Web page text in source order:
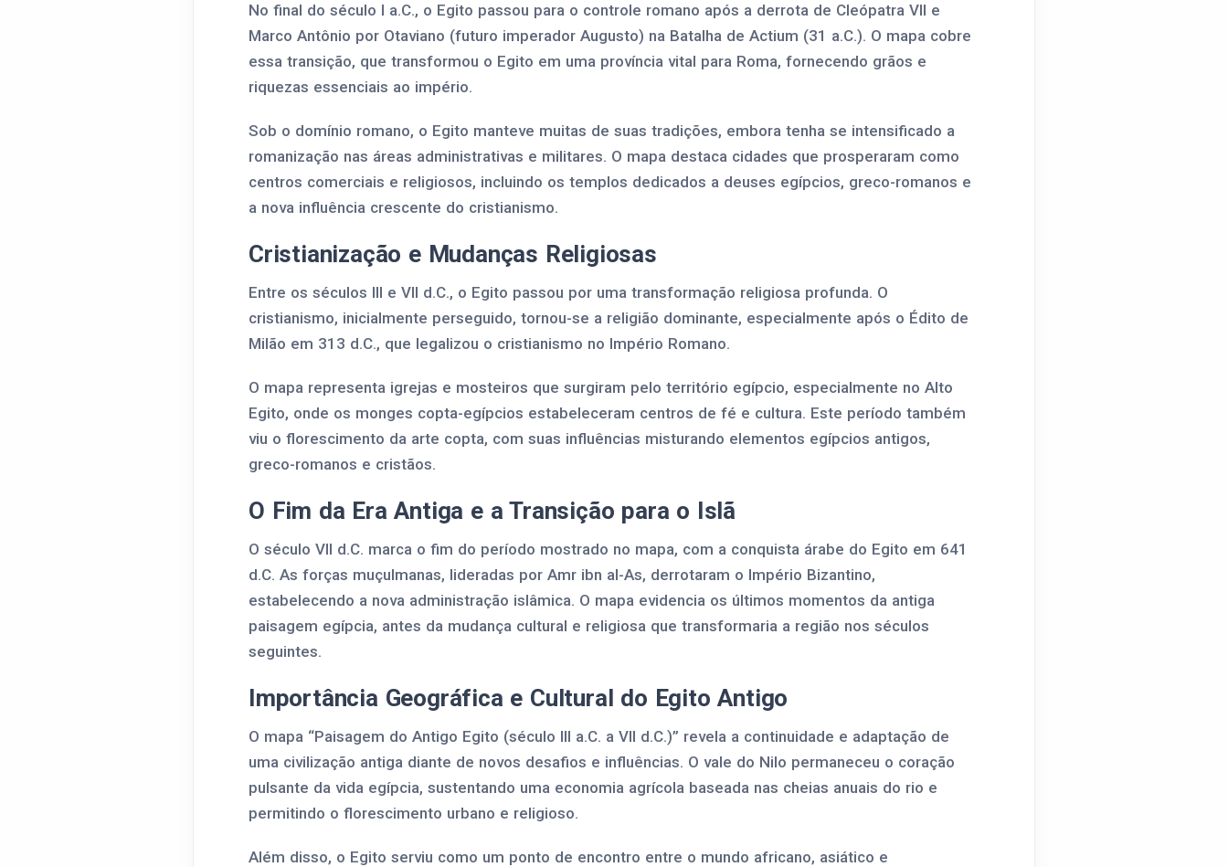
No final do século I a.C., o Egito passou para o controle romano após a derrota de Cleópatra VII e
Marco Antônio por Otaviano (futuro imperador Augusto) na Batalha de Actium (31 a.C.). O mapa cobre
essa transição, que transformou o Egito em uma província vital para Roma, fornecendo grãos e
riquezas essenciais ao império.
Sob o domínio romano, o Egito manteve muitas de suas tradições, embora tenha se intensificado a
romanização nas áreas administrativas e militares. O mapa destaca cidades que prosperaram como
centros comerciais e religiosos, incluindo os templos dedicados a deuses egípcios, greco-romanos e
a nova influência crescente do cristianismo.
Cristianização e Mudanças Religiosas
Entre os séculos III e VII d.C., o Egito passou por uma transformação religiosa profunda. O
cristianismo, inicialmente perseguido, tornou-se a religião dominante, especialmente após o Édito de
Milão em 313 d.C., que legalizou o cristianismo no Império Romano.
O mapa representa igrejas e mosteiros que surgiram pelo território egípcio, especialmente no Alto
Egito, onde os monges copta-egípcios estabeleceram centros de fé e cultura. Este período também
viu o florescimento da arte copta, com suas influências misturando elementos egípcios antigos,
greco-romanos e cristãos.
O Fim da Era Antiga e a Transição para o Islã
O século VII d.C. marca o fim do período mostrado no mapa, com a conquista árabe do Egito em 641
d.C. As forças muçulmanas, lideradas por Amr ibn al-As, derrotaram o Império Bizantino,
estabelecendo a nova administração islâmica. O mapa evidencia os últimos momentos da antiga
paisagem egípcia, antes da mudança cultural e religiosa que transformaria a região nos séculos
seguintes.
Importância Geográfica e Cultural do Egito Antigo
O mapa “Paisagem do Antigo Egito (século III a.C. a VII d.C.)” revela a continuidade e adaptação de
uma civilização antiga diante de novos desafios e influências. O vale do Nilo permaneceu o coração
pulsante da vida egípcia, sustentando uma economia agrícola baseada nas cheias anuais do rio e
permitindo o florescimento urbano e religioso.
Além disso, o Egito serviu como um ponto de encontro entre o mundo africano, asiático e